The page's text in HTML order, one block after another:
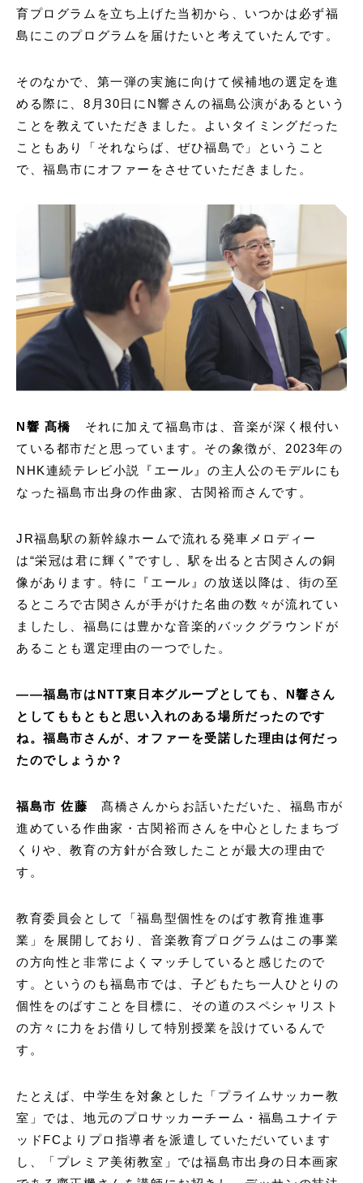
育プログラムを立ち上げた当初から、いつかは必ず福
島にこのプログラムを届けたいと考えていたんです。
そのなかで、第一弾の実施に向けて候補地の選定を進
める際に、8月30日にN響さんの福島公演があるという
ことを教えていただきました。よいタイミングだった
こともあり「それならば、ぜひ福島で」ということ
で、福島市にオファーをさせていただきました。
N響 髙橋
それに加えて福島市は、音楽が深く根付い
ている都市だと思っています。その象徴が、2023年の
NHK連続テレビ小説『エール』の主人公のモデルにも
なった福島市出身の作曲家、古関裕而さんです。
JR福島駅の新幹線ホームで流れる発車メロディー
は“栄冠は君に輝く”ですし、駅を出ると古関さんの銅
像があります。特に『エール』の放送以降は、街の至
るところで古関さんが手がけた名曲の数々が流れてい
ましたし、福島には豊かな音楽的バックグラウンドが
あることも選定理由の一つでした。
——福島市はNTT東日本グループとしても、N響さん
としてももともと思い入れのある場所だったのです
ね。福島市さんが、オファーを受諾した理由は何だっ
たのでしょうか？
福島市 佐藤
髙橋さんからお話いただいた、福島市が
進めている作曲家・古関裕而さんを中心としたまちづ
くりや、教育の方針が合致したことが最大の理由で
す。
教育委員会として「福島型個性をのばす教育推進事
業」を展開しており、音楽教育プログラムはこの事業
の方向性と非常によくマッチしていると感じたので
す。というのも福島市では、子どもたち一人ひとりの
個性をのばすことを目標に、その道のスペシャリスト
の方々に力をお借りして特別授業を設けているんで
す。
たとえば、中学生を対象とした「プライムサッカー教
室」では、地元のプロサッカーチーム・福島ユナイテ
ッドFCよりプロ指導者を派遣していただいています
し、「プレミア美術教室」では福島市出身の日本画家